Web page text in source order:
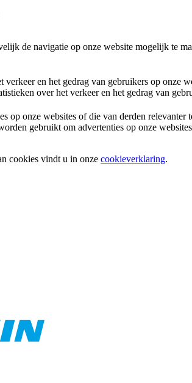
de navigatie op onze website mogelijk te
verkeer en het gedrag van gebruikers op onze
over het verkeer en het gedrag van
op onze websites of die van derden
gebruikt om advertenties op onze
cookies vindt u in onze cookieverklaring.